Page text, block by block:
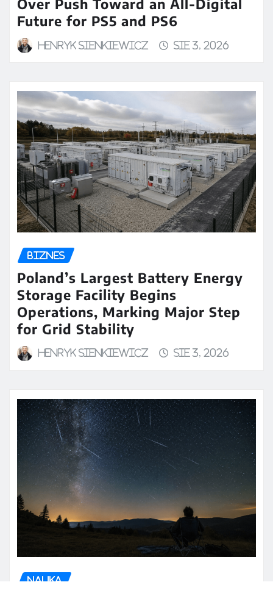
Over Push Toward an All-Digital
Future for PS5 and PS6
Henryk Sienkiewicz sie 3, 2026
BIZNES
Poland’s Largest Battery Energy
Storage Facility Begins
Operations, Marking Major Step
for Grid Stability
Henryk Sienkiewicz sie 3, 2026
NAUKA